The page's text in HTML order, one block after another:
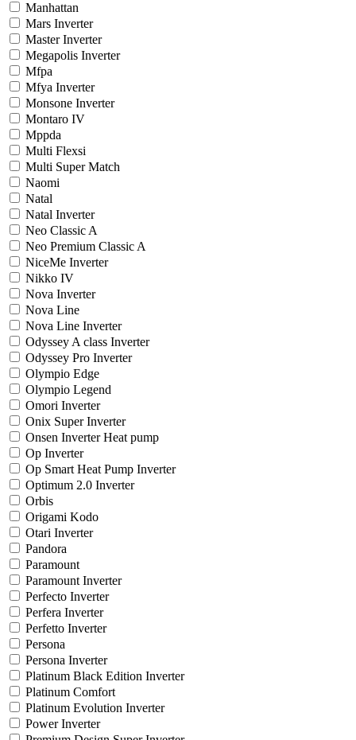
Manhattan
Mars Inverter
Master Inverter
Megapolis Inverter
Mfpa
Mfya Inverter
Monsone Inverter
Montaro IV
Mppda
Multi Flexsi
Multi Super Match
Naomi
Natal
Natal Inverter
Neo Classic A
Neo Premium Classic A
NiceMe Inverter
Nikko IV
Nova Inverter
Nova Line
Nova Line Inverter
Odyssey A class Inverter
Odyssey Pro Inverter
Olympio Edge
Olympio Legend
Omori Inverter
Onix Super Inverter
Onsen Inverter Heat pump
Op Inverter
Op Smart Heat Pump Inverter
Optimum 2.0 Inverter
Orbis
Origami Kodo
Otari Inverter
Pandora
Paramount
Paramount Inverter
Perfecto Inverter
Perfera Inverter
Perfetto Inverter
Persona
Persona Inverter
Platinum Black Edition Inverter
Platinum Comfort
Platinum Evolution Inverter
Power Inverter